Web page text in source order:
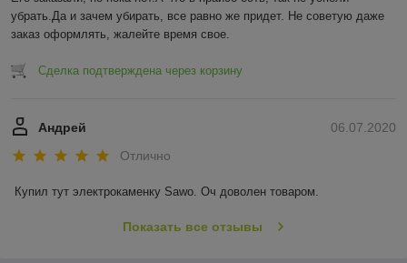
убрать.Да и зачем убирать, все равно же придет. Не советую даже
заказ оформлять, жалейте время свое.
Сделка подтверждена через корзину
06.07.2020
Андрей
Отлично
Купил тут электрокаменку Sawo. Оч доволен товаром.
Показать все отзывы